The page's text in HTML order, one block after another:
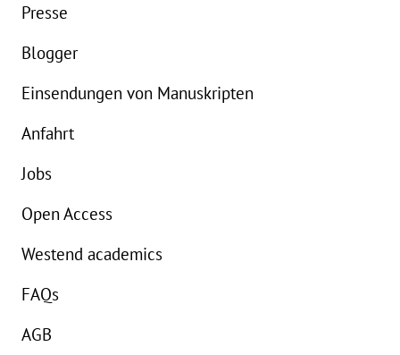
Presse
Blogger
Einsendungen von Manuskripten
Anfahrt
Jobs
Open Access
Westend academics
FAQs
AGB